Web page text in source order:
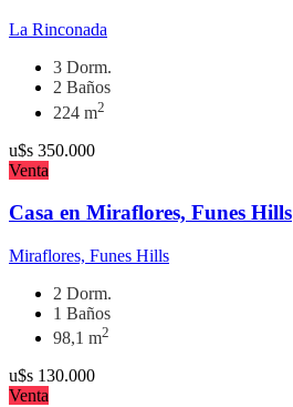
La Rinconada
3 Dorm.
2 Baños
224 m2
u$s 350.000
Venta
Casa en Miraflores, Funes Hills
Miraflores, Funes Hills
2 Dorm.
1 Baños
98,1 m2
u$s 130.000
Venta